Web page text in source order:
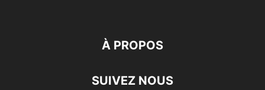
À PROPOS
SUIVEZ NOUS